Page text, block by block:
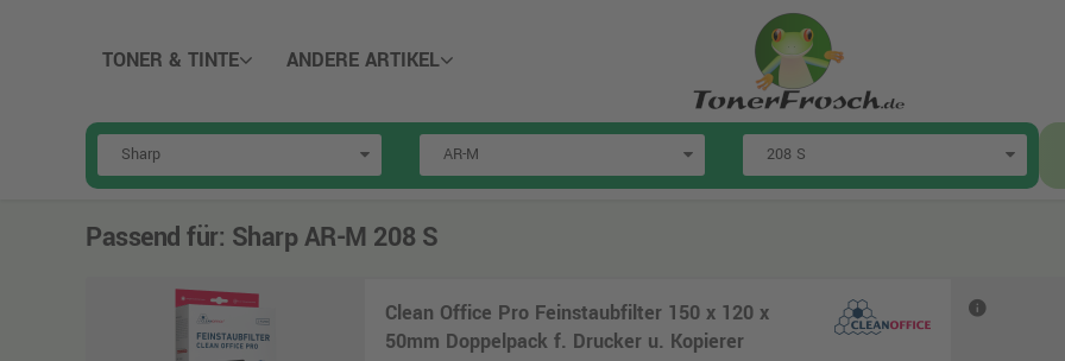
TONER & TINTE ANDERE ARTIKEL
Passend für: Sharp AR-M 208 S
Clean Office Pro Feinstaubfilter 150 x 120 x
50mm Doppelpack f. Drucker u. Kopierer